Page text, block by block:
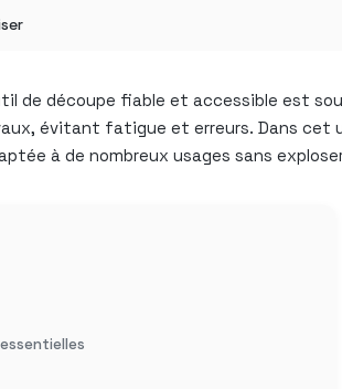
de découpe fiable et accessible est
évitant fatigue et erreurs. Dans cet
à de nombreux usages sans